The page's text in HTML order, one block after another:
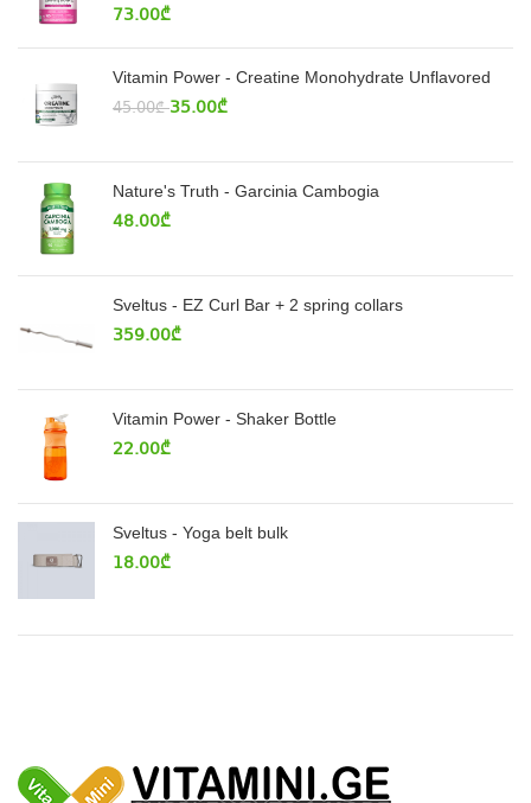
73.00₾
Vitamin Power - Creatine Monohydrate Unflavored
45.00₾ 35.00₾
Nature's Truth - Garcinia Cambogia
48.00₾
Sveltus - EZ Curl Bar + 2 spring collars
359.00₾
Vitamin Power - Shaker Bottle
22.00₾
Sveltus - Yoga belt bulk
18.00₾